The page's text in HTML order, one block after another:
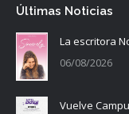
Últimas Noticias
La escritora
06/08/2026
Vuelve